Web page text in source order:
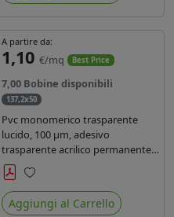
A partire da:
1,10 €/mq Best Price
7,00 Bobine disponibili
137,2x50
Pvc monomerico trasparente
lucido, 100 µm, adesivo
trasparente acrilico permanente
durata 3 anni, liner in carta kraft
monosiliconata da 135 gr, REACH
compliant per stampa con
inchiostri solvente ecosolvente uv
Preferiti
Aggiungi al Carrello